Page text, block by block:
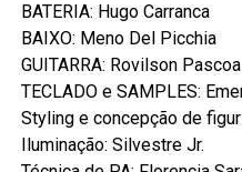
BATERIA: Hugo Carranca
BAIXO: Meno Del Picchia
GUITARRA: Rovilson Pascoal
TECLADO e SAMPLES:
Styling e concepção de
Iluminação: Silvestre Jr.